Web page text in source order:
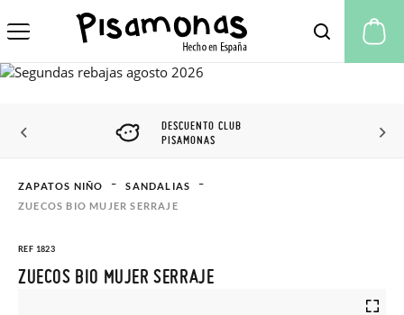
DESCUENTO CLUB
PISAMONAS
ZAPATOS NIÑO
SANDALIAS
ZUECOS BIO MUJER SERRAJE
REF 1823
ZUECOS BIO MUJER SERRAJE